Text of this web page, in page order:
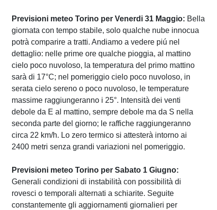
Previsioni meteo Torino per Venerdi 31 Maggio: Bella
giornata con tempo stabile, solo qualche nube innocua
potrà comparire a tratti. Andiamo a vedere piú nel
dettaglio: nelle prime ore qualche pioggia, al mattino
cielo poco nuvoloso, la temperatura del primo mattino
sarà di 17°C; nel pomeriggio cielo poco nuvoloso, in
serata cielo sereno o poco nuvoloso, le temperature
massime raggiungeranno i 25°. Intensità dei venti
debole da E al mattino, sempre debole ma da S nella
seconda parte del giorno; le raffiche raggiungeranno
circa 22 km/h. Lo zero termico si attesterà intorno ai
2400 metri senza grandi variazioni nel pomeriggio.
Previsioni meteo Torino per Sabato 1 Giugno:
Generali condizioni di instabilità con possibilità di
rovesci o temporali alternati a schiarite. Seguite
constantemente gli aggiornamenti giornalieri per